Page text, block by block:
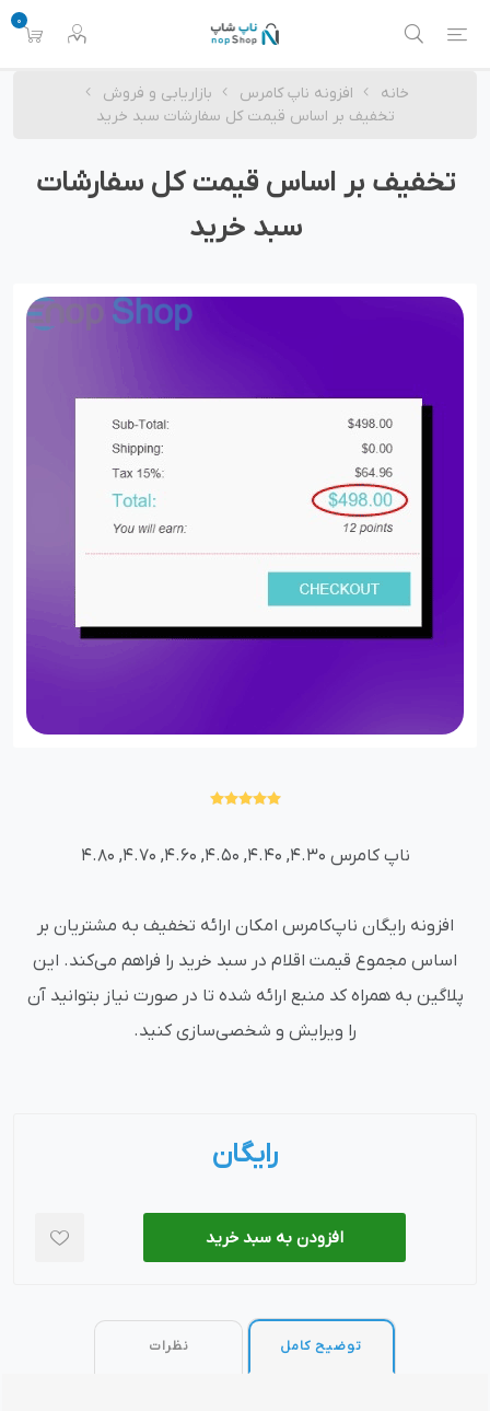
0
خانه افزونه ناپ کامرس
بازاریابی و فروش
تخفیف بر اساس قیمت کل سفارشات سبد خرید
تخفیف بر اساس قیمت کل سفارشات
سبد خرید
ناپ کامرس 4.30, 4.40, 4.50, 4.60, 4.70, 4.80
افزونه رایگان ناپ‌کامرس امکان ارائه تخفیف به مشتریان بر
اساس مجموع قیمت اقلام در سبد خرید را فراهم می‌کند. این
پلاگین به همراه کد منبع ارائه شده تا در صورت نیاز بتوانید آن
را ویرایش و شخصی‌سازی کنید.
رایگان
افزودن به سبد خرید
توضیح کامل نظرات